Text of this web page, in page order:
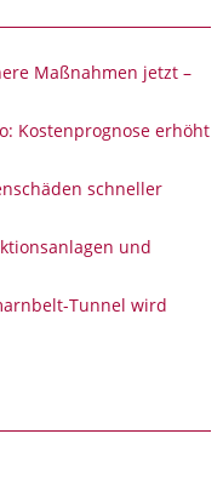
Maßnahmen jetzt –
Kostenprognose erhöht
schneller
und
Tunnel wird